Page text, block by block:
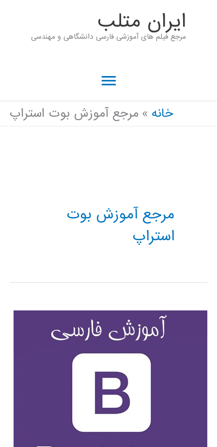
ايران متلب
مرجع فیلم های آموزشی فارسی دانشگاهی و مهندسی
فهرست
اصلی
خانه مرجع آموزش بوت استراپ
مرجع آموزش بوت
استراپ